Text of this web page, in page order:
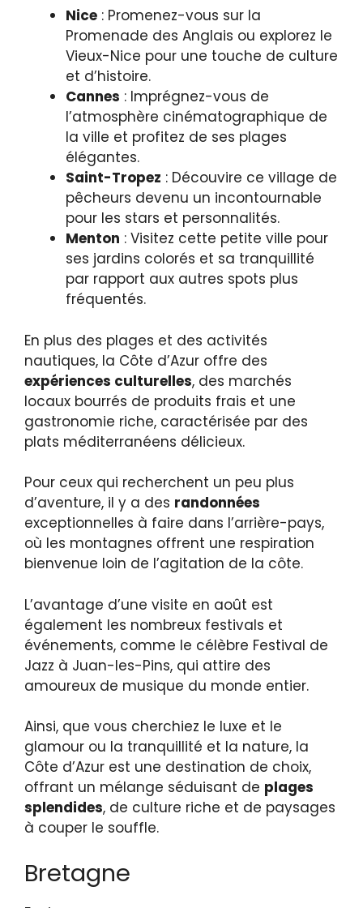
Nice : Promenez-vous sur la
Promenade des Anglais ou explorez le
Vieux-Nice pour une touche de culture
et d’histoire.
Cannes : Imprégnez-vous de
l’atmosphère cinématographique de
la ville et profitez de ses plages
élégantes.
Saint-Tropez : Découvire ce village de
pêcheurs devenu un incontournable
pour les stars et personnalités.
Menton : Visitez cette petite ville pour
ses jardins colorés et sa tranquillité
par rapport aux autres spots plus
fréquentés.
En plus des plages et des activités
nautiques, la Côte d’Azur offre des
expériences culturelles, des marchés
locaux bourrés de produits frais et une
gastronomie riche, caractérisée par des
plats méditerranéens délicieux.
Pour ceux qui recherchent un peu plus
d’aventure, il y a des randonnées
exceptionnelles à faire dans l’arrière-pays,
où les montagnes offrent une respiration
bienvenue loin de l’agitation de la côte.
L’avantage d’une visite en août est
également les nombreux festivals et
événements, comme le célèbre Festival de
Jazz à Juan-les-Pins, qui attire des
amoureux de musique du monde entier.
Ainsi, que vous cherchiez le luxe et le
glamour ou la tranquillité et la nature, la
Côte d’Azur est une destination de choix,
offrant un mélange séduisant de plages
splendides, de culture riche et de paysages
à couper le souffle.
Bretagne